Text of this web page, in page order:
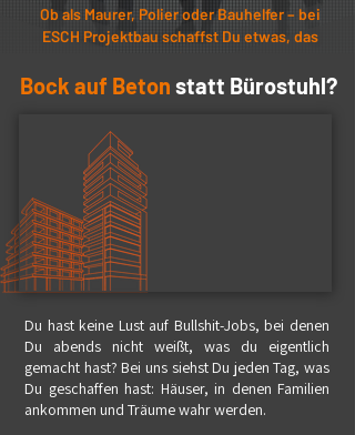
Ob als Maurer, Polier oder Bauhelfer – bei
ESCH Projektbau schaffst Du etwas, das
Bock auf Beton statt Bürostuhl?
Du hast keine Lust auf Bullshit-Jobs, bei denen
Du abends nicht weißt, was du eigentlich
gemacht hast? Bei uns siehst Du jeden Tag, was
Du geschaffen hast: Häuser, in denen Familien
ankommen und Träume wahr werden.